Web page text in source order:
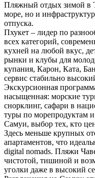
Пляжный отдых зимой в
море, но и
отпуска.
Пхукет – лидер по
всех категорий,
кухней на любой вкус,
рынки и клубы для
купания, Карон, Ката,
сервис стабильно
Экскурсионная
насыщенная: морские
снорклинг, сафари в
туры по морепродуктам
Самуи, выбор тех, кто
Здесь меньше крупных
апартаментов, что
digital nomads. Пляжи
чистотой, тишиной и
уголки даже в высокий